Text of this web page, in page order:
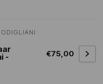
-
€75,00